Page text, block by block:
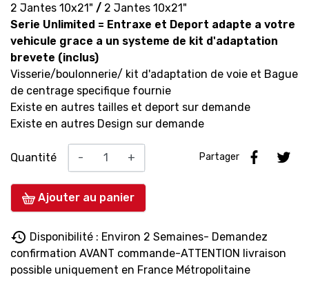
2 Jantes 10x21" / 2 Jantes 10x21"
Serie Unlimited = Entraxe et Deport adapte a votre
vehicule grace a un systeme de kit d'adaptation
brevete (inclus)
Visserie/boulonnerie/ kit d'adaptation de voie et Bague
de centrage specifique fournie
Existe en autres tailles et deport sur demande
Existe en autres Design sur demande
Quantité - +
Ajouter au panier
Partager
history Disponibilité : Environ 2 Semaines- Demandez
confirmation AVANT commande-ATTENTION livraison
possible uniquement en France Métropolitaine